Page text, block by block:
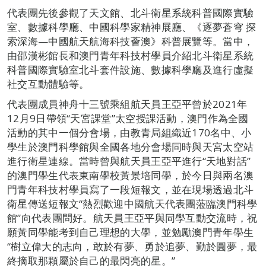
代表團先後參觀了天文館、北斗衛星系統科普國際實驗
室、數據科學廳、中國科學家精神展廳、《逐夢蒼穹 探
索深海—中國航天航海科技薈澳》科普展覽等。當中，
由邵漢彬館長和澳門青年科技村學員介紹北斗衛星系統
科普國際實驗室北斗套件設施、數據科學廳及進行虛擬
社交互動體驗等。
代表團成員神舟十三號乘組航天員王亞平曾於2021年
12月9日帶領“天宮課堂”太空授課活動，澳門作為全國
活動的其中一個分會場，由教青局組織近170名中、小
學生於澳門科學館與全國各地分會場同時與天宮太空站
進行衛星連線。當時曾與航天員王亞平進行“天地對話”
的澳門學生代表東南學校黃景培同學，於今日與兩名澳
門青年科技村學員寫了一段短報文，並在現場透過北斗
衛星傳送短報文“熱烈歡迎中國航天代表團蒞臨澳門科學
館”向代表團問好。航天員王亞平與同學互動交流時，祝
願黃同學能考到自己理想的大學，並勉勵澳門青年學生
“樹立偉大的志向，敢於有夢、勇於追夢、勤於圓夢，最
終摘取那顆屬於自己的最閃亮的星。”